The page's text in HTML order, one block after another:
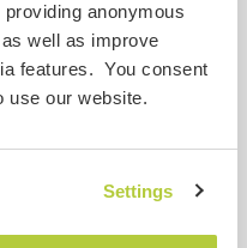
anonymous
well as improve
features. You consent
use our website.
Settings
)
11 jun. 2026